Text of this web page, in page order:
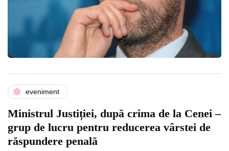
eveniment
Ministrul Justiției, după crima de la Cenei –
grup de lucru pentru reducerea vârstei de
răspundere penală